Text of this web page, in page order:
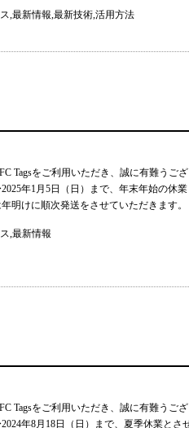
,最新情報,最新技術,活用方法
Tagsをご利用いただき、誠に有難う
2025年1月5日（日）まで、年末年始の
年明けに順次発送をさせていただきま
,最新情報
Tagsをご利用いただき、誠に有難う
2024年8月18日（日）まで、夏季休業と